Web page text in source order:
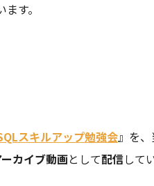
す。
スキルアップ勉強会』を
カイブ動画として配信して